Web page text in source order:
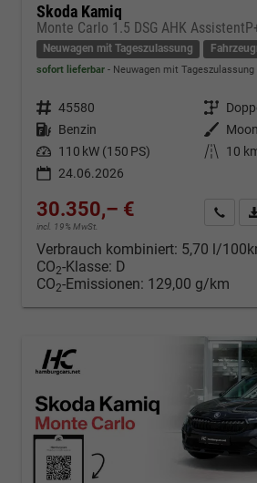
Skoda Kamiq
Neuwagen mit Tageszulassung
sofort lieferbar Neuwagen mit Tageszulassung
Fahrzeugnr. 45580 Getriebe
Kraftstoff Benzin Außenfarbe
Leistung 110 kW (150 PS) Kilometerstand
10
24.06.2026
30.350,– €
incl. 19% MwSt.
Verbrauch kombiniert: 5,70 l/
CO2-Klasse: D
CO2-Emissionen: 129,00 g/km